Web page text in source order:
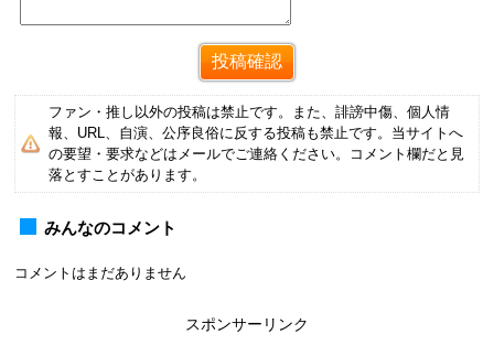
ファン・推し以外の投稿は禁止です。また、誹謗中傷、個人情
報、URL、自演、公序良俗に反する投稿も禁止です。当サイトへ
の要望・要求などはメールでご連絡ください。コメント欄だと見
落とすことがあります。
みんなのコメント
コメントはまだありません
スポンサーリンク